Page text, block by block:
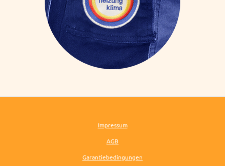
Impressum
AGB
Garantiebedingungen